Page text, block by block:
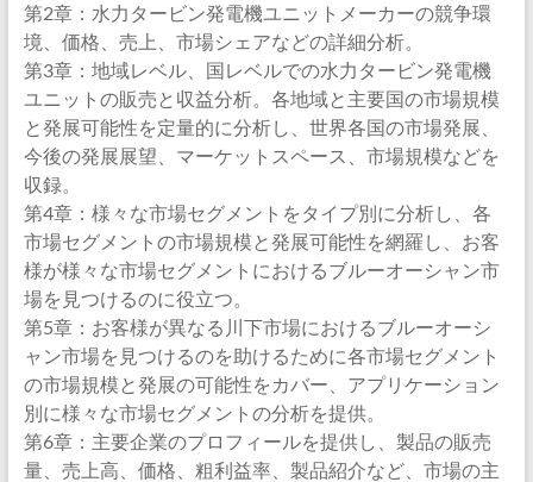
第2章：水力タービン発電機ユニットメーカーの競争環
境、価格、売上、市場シェアなどの詳細分析。
第3章：地域レベル、国レベルでの水力タービン発電機
ユニットの販売と収益分析。各地域と主要国の市場規模
と発展可能性を定量的に分析し、世界各国の市場発展、
今後の発展展望、マーケットスペース、市場規模などを
収録。
第4章：様々な市場セグメントをタイプ別に分析し、各
市場セグメントの市場規模と発展可能性を網羅し、お客
様が様々な市場セグメントにおけるブルーオーシャン市
場を見つけるのに役立つ。
第5章：お客様が異なる川下市場におけるブルーオーシ
ャン市場を見つけるのを助けるために各市場セグメント
の市場規模と発展の可能性をカバー、アプリケーション
別に様々な市場セグメントの分析を提供。
第6章：主要企業のプロフィールを提供し、製品の販売
量、売上高、価格、粗利益率、製品紹介など、市場の主